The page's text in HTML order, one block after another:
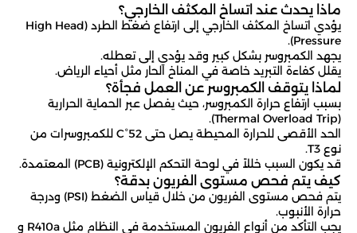
ماذا يحدث عند اتساخ المكثف الخارجي؟
يؤدي اتساخ المكثف الخارجي إلى ارتفاع ضغط الطرد (High Head
Pressure).
يجهد الكمبروسر بشكل كبير وقد يؤدي إلى تعطله.
يقلل كفاءة التبريد خاصة في المناخ الحار مثل أحياء الرياض.
لماذا يتوقف الكمبروسر عن العمل فجأة؟
بسبب ارتفاع حرارة الكمبروسر، حيث يفصل عبر الحماية الحرارية
الحد الأقصى للحرارة المحيطة يصل حتى 52°C للكمبروسرات من
نوع T3.
قد يكون السبب خللاً في لوحة التحكم الإلكترونية (PCB) المعتمدة.
كيف يتم فحص مستوى الفريون بدقة؟
يتم فحص مستوى الفريون من خلال قياس الضغط (PSI) ودرجة
حرارة الأنبوب.
يجب التأكد من أنواع الفريون المستخدمة في النظام مثل R410a و